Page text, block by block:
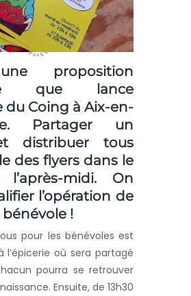
proposition
que lance
du Coing à Aix-en-
Partager un
distribuer tous
des flyers dans le
l’après-midi. On
l’opération de
!
pour les bénévoles est
l’épicerie où sera partagé
pourra se retrouver
Ensuite, de 13h30